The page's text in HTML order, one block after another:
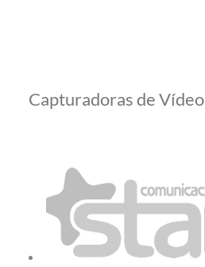
Capturadoras de Vídeo